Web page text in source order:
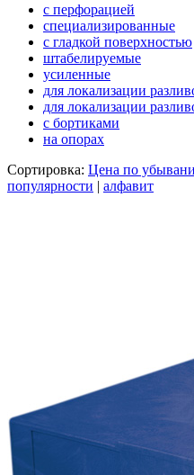
с перфорацией
специализированные
с гладкой поверхностью
штабелируемые
усиленные
для локализации
для локализации
с бортиками
на опорах
Сортировка: Цена по
популярности | алфавит